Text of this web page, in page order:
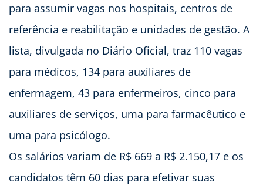
para assumir vagas nos hospitais, centros de
referência e reabilitação e unidades de gestão. A
lista, divulgada no Diário Oficial, traz 110 vagas
para médicos, 134 para auxiliares de
enfermagem, 43 para enfermeiros, cinco para
auxiliares de serviços, uma para farmacêutico e
uma para psicólogo.
Os salários variam de R$ 669 a R$ 2.150,17 e os
candidatos têm 60 dias para efetivar suas